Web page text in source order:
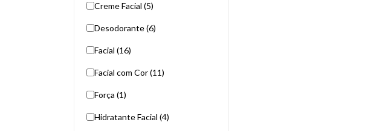
Creme Facial (5)
Desodorante (6)
Facial (16)
Facial com Cor (11)
Força (1)
Hidratante Facial (4)